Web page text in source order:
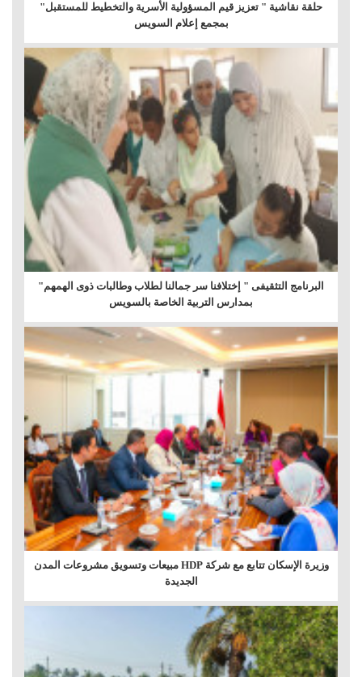
حلقة نقاشية " تعزيز قيم المسؤولية الأسرية والتخطيط للمستقبل"
بمجمع إعلام السويس
البرنامج التثقيفى " إختلافنا سر جمالنا لطلاب وطالبات ذوى الهمهم"
بمدارس التربية الخاصة بالسويس
وزيرة الإسكان تتابع مع شركة HDP مبيعات وتسويق مشروعات المدن
الجديدة